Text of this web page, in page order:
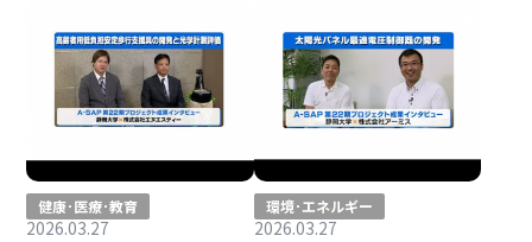
健康･医療･教育
2026.03.27
環境･エネルギー
2026.03.27